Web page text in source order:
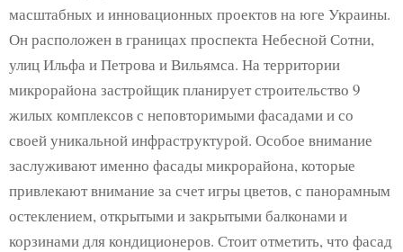
масштабных и инновационных проектов на юге Украины.
Он расположен в границах проспекта Небесной Сотни,
улиц Ильфа и Петрова и Вильямса. На территории
микрорайона застройщик планирует строительство 9
жилых комплексов с неповторимыми фасадами и со
своей уникальной инфраструктурой. Особое внимание
заслуживают именно фасады микрорайона, которые
привлекают внимание за счет игры цветов, с панорамным
остеклением, открытыми и закрытыми балконами и
корзинами для кондиционеров. Стоит отметить, что фасад